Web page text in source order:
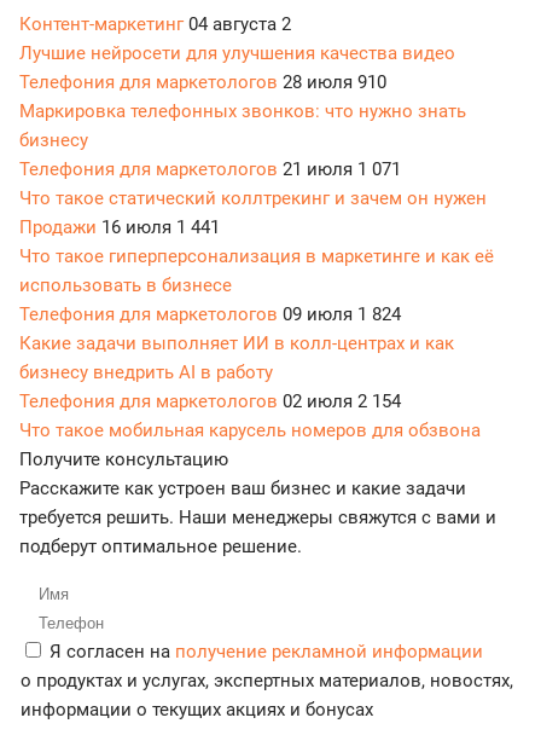
Контент-маркетинг04 августа 2
Лучшие нейросети для улучшения качества видео
Телефония для маркетологов 28 июля 910
Маркировка телефонных звонков: что нужно знать
бизнесу
Телефония для маркетологов 21 июля 1 071
Что такое статический коллтрекинг и зачем он нужен
Продажи 16 июля 1 441
Что такое гиперперсонализация в маркетинге и как её
использовать в бизнесе
Телефония для маркетологов 09 июля 1 824
Какие задачи выполняет ИИ в колл-центрах и как
бизнесу внедрить AI в работу
Телефония для маркетологов 02 июля 2 154
Что такое мобильная карусель номеров для обзвона
Получите консультацию
Расскажите как устроен ваш бизнес и какие задачи
требуется решить. Наши менеджеры свяжутся с вами и
подберут оптимальное решение.
Я согласен на получение рекламной информации
о продуктах и услугах, экспертных материалов, новостях,
информации о текущих акциях и бонусах